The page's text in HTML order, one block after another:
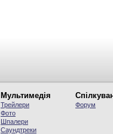
Мультимедія
Трейлери
Фото
Шпалери
Саундтреки
Форум